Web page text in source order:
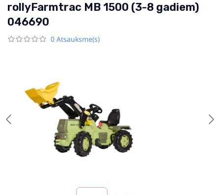
rollyFarmtrac MB 1500 (3-8 gadiem)
046690
0 Atsauksme(s)